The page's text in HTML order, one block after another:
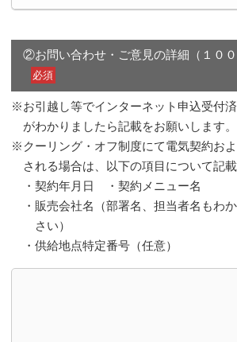
②お問い合わせ・ご意見の詳細（１００
必須
※お引越し等でインターネット申込受付
がわかりましたら記載をお願いします。
※クーリング・オフ制度にて電気契約お
される場合は、以下の項目について記
・契約年月日
・契約メニュー名
・販売会社名（部署名、担当者名もわ
さい）
・供給地点特定番号（任意）